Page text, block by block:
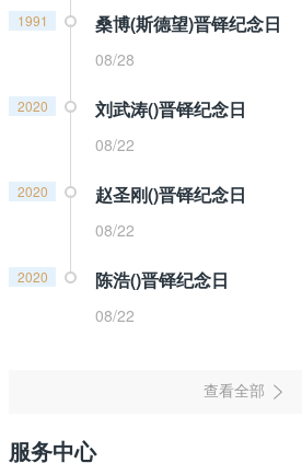
1991 桑博(斯德望)晋铎纪念日
08/28
2020 刘武涛()晋铎纪念日
08/22
2020 赵圣刚()晋铎纪念日
08/22
2020 陈浩()晋铎纪念日
08/22
服务中心